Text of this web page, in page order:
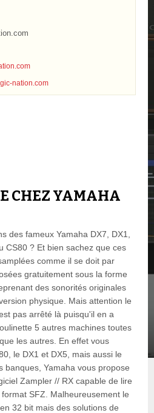
nation.com
CHEZ YAMAHA
des fameux Yamaha DX7, DX1,
CS80 ? Et bien sachez que ces
comme il se doit par
gratuitement sous la forme
des sonorités originales
physique. Mais attention le
pas arrêté là puisqu'il en a
5 autres machines toutes
les autres. En effet vous
le DX1 et DX5, mais aussi le
banques, Yamaha vous propose
Zampler // RX capable de lire
SFZ. Malheureusement le
32 bit mais des solutions de